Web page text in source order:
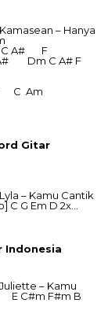
– Hanya
C A# F
Dm C A# F
C Am
Gitar
– Kamu Cantik
C G Em D 2x…
Indonesia
– Kamu
E C#m F#m B